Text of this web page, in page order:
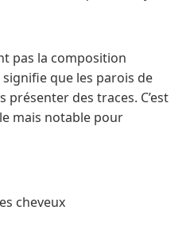
pas la composition
signifie que les parois de
des traces. C’est
mais notable pour
cheveux